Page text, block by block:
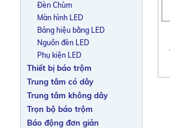
Đèn Chùm
Màn hình LED
Bảng hiệu bằng LED
Nguồn đèn LED
Phụ kiện LED
Thiết bị báo trộm
Trung tâm có dây
Trung tâm không dây
Trọn bộ báo trộm
Báo động đơn giản